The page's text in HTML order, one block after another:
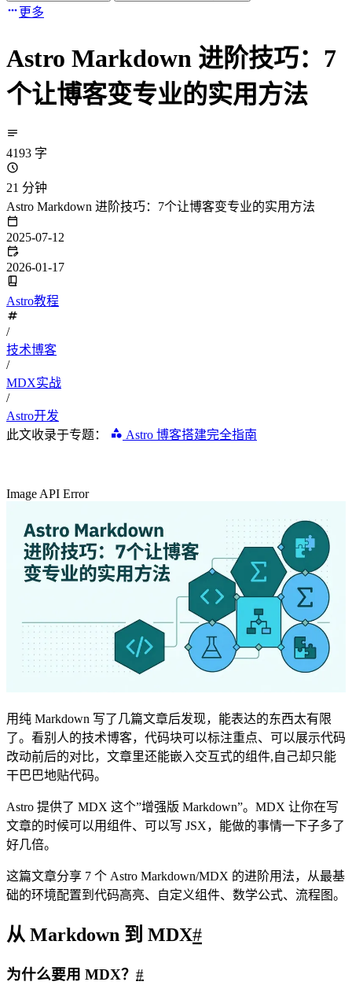
更多
Astro Markdown 进阶技巧：7
个让博客变专业的实用方法
4193 字
21 分钟
Astro Markdown 进阶技巧：7个让博客变专业的实用方法
2025-07-12
2026-01-17
Astro教程
/
技术博客
/
MDX实战
/
Astro开发
此文收录于专题：
Astro 博客搭建完全指南
Image API Error
用纯 Markdown 写了几篇文章后发现，能表达的东西太有限
了。看别人的技术博客，代码块可以标注重点、可以展示代码
改动前后的对比，文章里还能嵌入交互式的组件,自己却只能
干巴巴地贴代码。
Astro 提供了 MDX 这个”增强版 Markdown”。MDX 让你在写
文章的时候可以用组件、可以写 JSX，能做的事情一下子多了
好几倍。
这篇文章分享 7 个 Astro Markdown/MDX 的进阶用法，从最基
础的环境配置到代码高亮、自定义组件、数学公式、流程图。
从 Markdown 到 MDX#
为什么要用 MDX？ #